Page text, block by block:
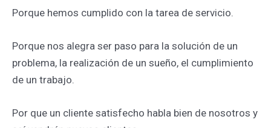
Porque hemos cumplido con la tarea de servicio.
Porque nos alegra ser paso para la solución de un
problema, la realización de un sueño, el cumplimiento
de un trabajo.
Por que un cliente satisfecho habla bien de nosotros y